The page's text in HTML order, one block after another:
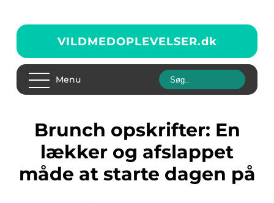
VILDMEDOPLEVELSER.dk
Menu
Brunch opskrifter: En
lækker og afslappet
måde at starte dagen på